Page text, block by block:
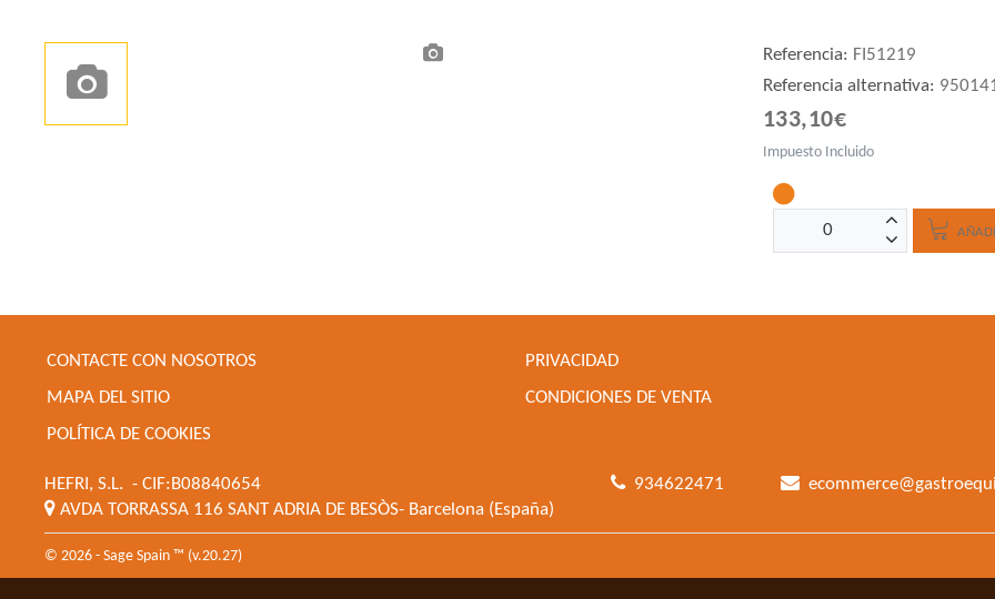
Referencia: FI51219
Referencia alternativa:
133,10€
Impuesto Incluido
CONTACTE CON NOSOTROS
MAPA DEL SITIO
POLÍTICA DE COOKIES
PRIVACIDAD
CONDICIONES DE VENTA
HEFRI, S.L. - CIF:B08840654
AVDA TORRASSA 116 SANT ADRIA DE BESÒS- Barcelona (España)
934622471
© 2026 - Sage Spain ™ (v.20.27)